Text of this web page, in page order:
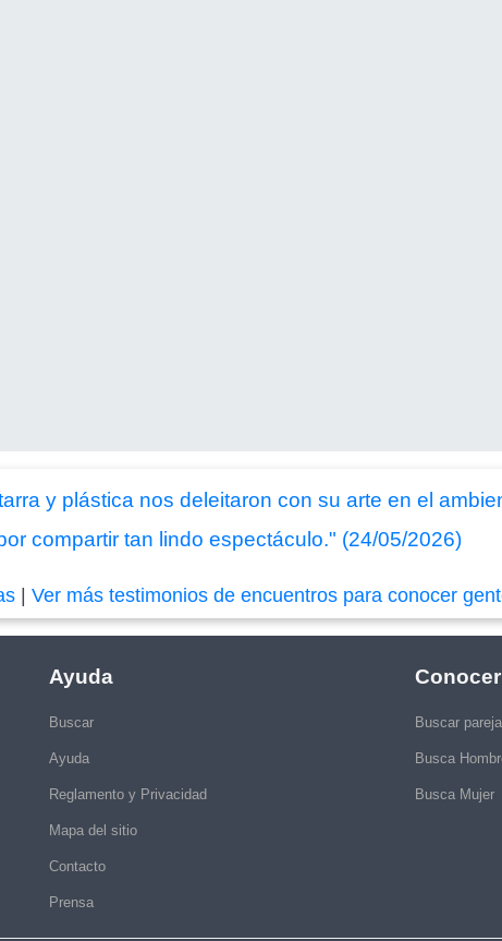
y plástica nos deleitaron con su arte en el
compartir tan lindo espectáculo." (24/05/2026)
|Ver más testimonios de encuentros para conocer
Ayuda
Buscar
Ayuda
Reglamento y Privacidad
Mapa del sitio
Contacto
Prensa
Buscar pareja
Busca
Busca Mujer